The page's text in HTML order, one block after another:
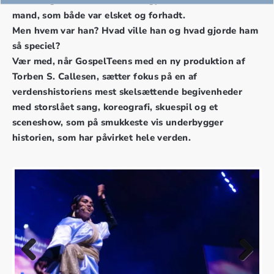
mand, som både var elsket og forhadt.
Men hvem var han? Hvad ville han og hvad gjorde ham
så speciel?
Vær med, når GospelTeens med en ny produktion af
Torben S. Callesen, sætter fokus på en af
verdenshistoriens mest skelsættende begivenheder
med storslået sang, koreografi, skuespil og et
sceneshow, som på smukkeste vis underbygger
historien, som har påvirket hele verden.
Previous Next